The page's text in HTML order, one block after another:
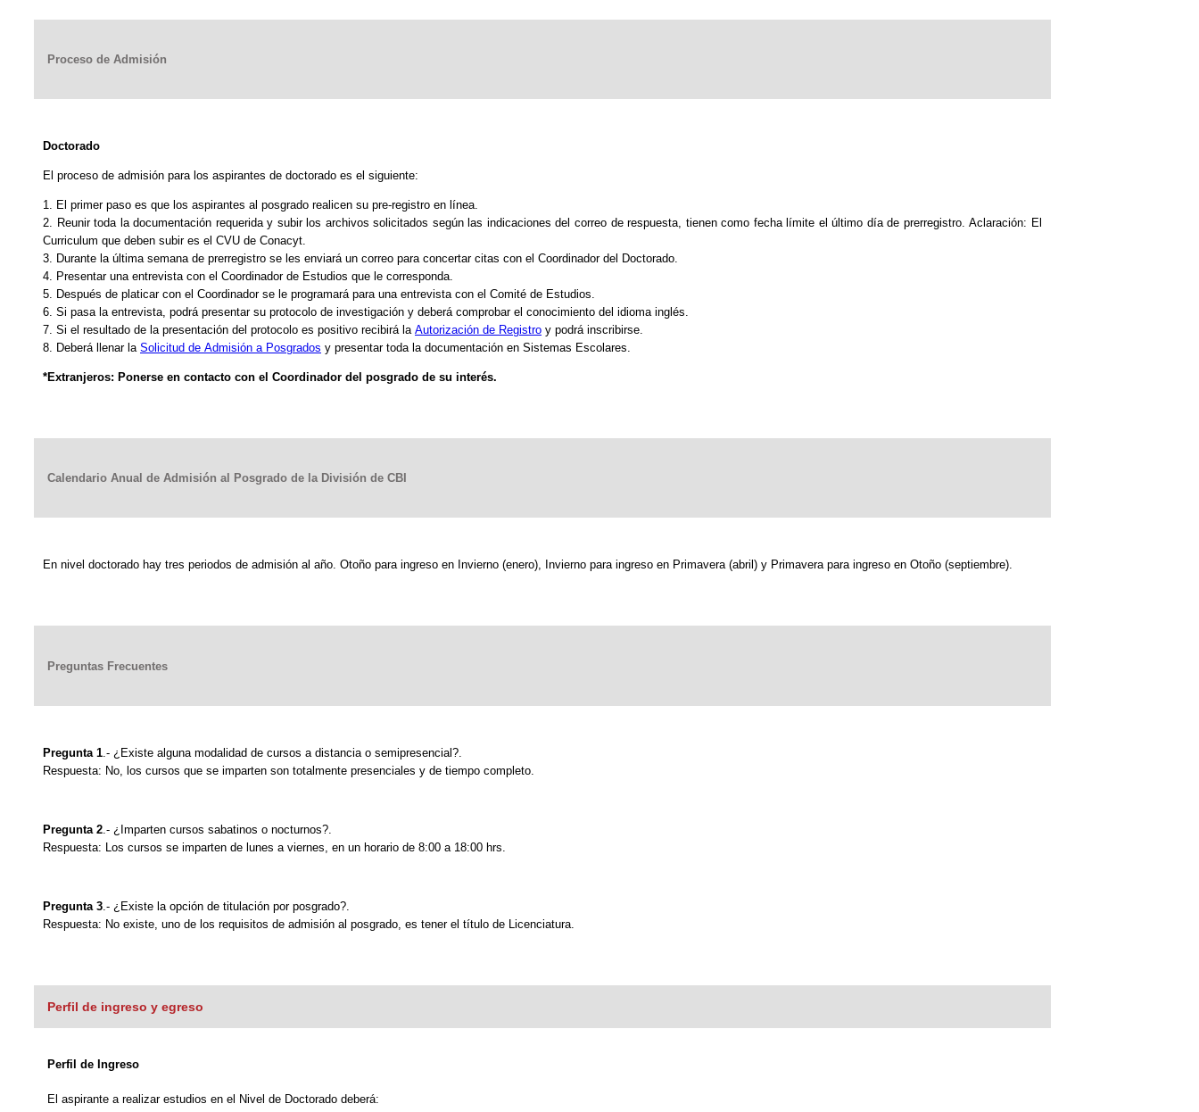
Proceso de Admisión
Doctorado
El proceso de admisión para los aspirantes de doctorado es el siguiente:
1. El primer paso es que los aspirantes al posgrado realicen su pre-registro en línea.
2. Reunir toda la documentación requerida y subir los archivos solicitados según las indicaciones del correo de respuesta, tienen como fecha límite el último día de prerregistro. Aclaración: El
Curriculum que deben subir es el CVU de Conacyt.
3. Durante la última semana de prerregistro se les enviará un correo para concertar citas con el Coordinador del Doctorado.
4. Presentar una entrevista con el Coordinador de Estudios que le corresponda.
5. Después de platicar con el Coordinador se le programará para una entrevista con el Comité de Estudios.
6. Si pasa la entrevista, podrá presentar su protocolo de investigación y deberá comprobar el conocimiento del idioma inglés.
7. Si el resultado de la presentación del protocolo es positivo recibirá la Autorización de Registro y podrá inscribirse.
8. Deberá llenar la Solicitud de Admisión a Posgrados y presentar toda la documentación en Sistemas Escolares.
*Extranjeros: Ponerse en contacto con el Coordinador del posgrado de su interés.
Calendario Anual de Admisión al Posgrado de la División de CBI
En nivel doctorado hay tres periodos de admisión al año. Otoño para ingreso en Invierno (enero), Invierno para ingreso en Primavera (abril) y Primavera para ingreso en Otoño (septiembre).
Preguntas Frecuentes
Pregunta 1 .- ¿Existe alguna modalidad de cursos a distancia o semipresencial?.
Respuesta: No, los cursos que se imparten son totalmente presenciales y de tiempo completo.
Pregunta 2 .- ¿Imparten cursos sabatinos o nocturnos?.
Respuesta: Los cursos se imparten de lunes a viernes, en un horario de 8:00 a 18:00 hrs.
Pregunta 3 .- ¿Existe la opción de titulación por posgrado?.
Respuesta: No existe, uno de los requisitos de admisión al posgrado, es tener el título de Licenciatura.
Perfil de ingreso y egreso
Perfil de Ingreso
El aspirante a realizar estudios en el Nivel de Doctorado deberá: